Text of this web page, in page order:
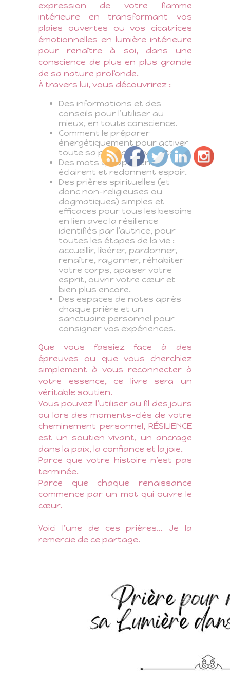
expression de votre flamme
intérieure en transformant vos
plaies ouvertes ou vos cicatrices
émotionnelles en lumière intérieure
pour renaître à soi, dans une
conscience de plus en plus grande
de sa nature profonde.
À travers lui, vous découvrirez :
Des informations et des
conseils pour l’utiliser au
mieux, en toute conscience.
Comment le préparer
énergétiquement pour activer
toute sa puissance vibratoire.
Des mots qui apaisent,
éclairent et redonnent espoir.
Des prières spirituelles (et
donc non-religieuses ou
dogmatiques) simples et
efficaces pour tous les besoins
en lien avec la résilience
identifiés par l’autrice, pour
toutes les étapes de la vie :
accueillir, libérer, pardonner,
renaître, rayonner, réhabiter
votre corps, apaiser votre
esprit, ouvrir votre cœur et
bien plus encore.
Des espaces de notes après
chaque prière et un
sanctuaire personnel pour
consigner vos expériences.
Que vous fassiez face à des
épreuves ou que vous cherchiez
simplement à vous reconnecter à
votre essence, ce livre sera un
véritable soutien.
Vous pouvez l’utiliser au fil des jours
ou lors des moments-clés de votre
cheminement personnel, RÉSILIENCE
est un soutien vivant, un ancrage
dans la paix, la confiance et la joie.
Parce que votre histoire n’est pas
terminée.
Parce que chaque renaissance
commence par un mot qui ouvre le
cœur.
Voici l’une de ces prières… Je la
remercie de ce partage.